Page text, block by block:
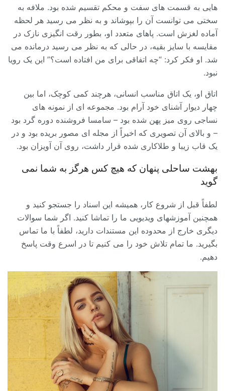
هایی به قسمت های سفت و محکم تقسیم شده بود. ملافه به
سختی می توانست آن را بپوشاند و به نظر می رسید هر لحظه
آماده لغزش است. پاهای متعدد او، بطور رقت انگیزی نازک در
مقایسه با سایز بقیه، در حالی که به نظر می رسید درمانده می
شد. او فکر کرد: “چه اتفاقی برای من افتاده است؟” این یک رویا
نبود.
اتاق او، یک اتاق مناسب انسانی، هرچند کمی کوچک، اما بین
چهار دیوار آشنای خود آرام بود. مجموعه ای از نمونه های
نساجی روی میز پهن شده بود – سامسا فروشنده دوره گرد بود
– و بالای آن تصویری که اخیراً از مجله ای مصور بریده بود و در
یک قاب زیبا و طلاکاری شده قرار داشت، روی آن آویزان بود.
بهشت ساحلی پنهان که هیچ کس هرگز به شما نمی
گوید
لطفاً قبل از شروع کار، همیشه این اسناد را جستجو کنید و
همچنین آموزشهای ویدیویی ما را تماشا کنید. اگر شما سوالات
دیگری خارج از محدوده این مستندات دارید، لطفاً با ما تماس
بگیرید. ما تمام تلاش خود را می کنیم تا در اسرع وقت پاسخ
دهیم.